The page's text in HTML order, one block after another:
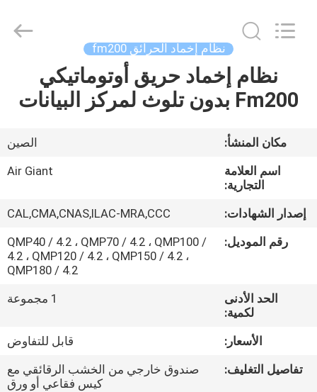
عرض
الافتراضي
المعمل
Equipment
نظام إخماد الحرائق fm200
نظام إخماد حريق أوتوماتيكي
Fm200 بدون تلوث لمركز البيانات
مكان المنشأ:
الصين
اسم العلامة
التجارية:
Air Giant
إصدار الشهادات:
CAL,CMA,CNAS,ILAC-MRA,CCC
رقم الموديل:
QMP40 / 4.2 ، QMP70 / 4.2 ، QMP100 /
4.2 ، QMP120 / 4.2 ، QMP150 / 4.2 ،
QMP180 / 4.2
الحد الأدنى
لكمية:
1 مجموعة
الأسعار:
قابل للتفاوض
تفاصيل التغليف:
صندوق خارجي من الخشب الرقائقي مع
كيس فقاعي أو ورق